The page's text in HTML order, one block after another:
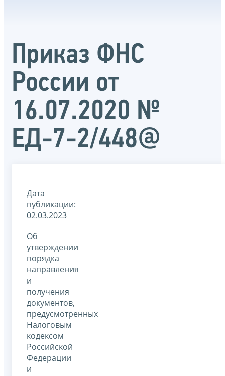
Приказ ФНС
России от
16.07.2020 №
ЕД-7-2/448@
Дата
публикации:
02.03.2023
Об
утверждении
порядка
направления
и
получения
документов,
предусмотренных
Налоговым
кодексом
Российской
Федерации
и